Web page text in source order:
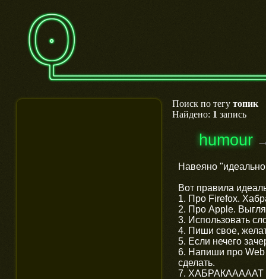
Поиск по тегу топик
Найдено: 1 запись
humour
Навеяно
Вот правила
1. Про Firefox.
2. Про Apple.
3. Использовать
4. Пиши свое,
5. Если нечего
6. Напиши про Web
сделать.
7. ХАБРАКАААААТ